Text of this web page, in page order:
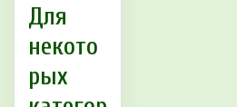
Для
некото
рых